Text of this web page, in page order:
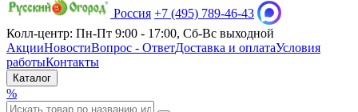
Россия +7 (495) 789-46-43
Колл-центр: Пн-Пт 9:00 - 17:00, Сб-Вс выходной
АкцииНовостиВопрос - ОтветДоставка и оплатаУсловия
работыКонтакты
Каталог
%